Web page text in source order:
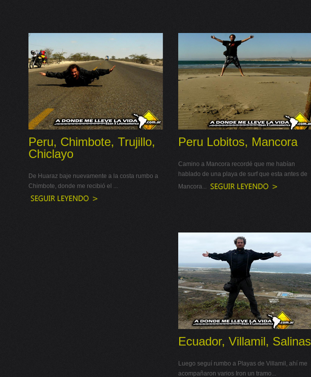
Peru, Chimbote, Trujillo,
Chiclayo
De Huaraz baje nuevamente a la costa rumbo a
Chimbote, donde me recibió el ...
Peru Lobitos, Mancora
Camino a Mancora recordé que me habían
hablado de una playa de surf que esta antes de
Mancora...
Ecuador, Villamil, Salinas
Luego seguí rumbo a Playas de Villamil, ahí me
acompañaron varios Iron un tramo...